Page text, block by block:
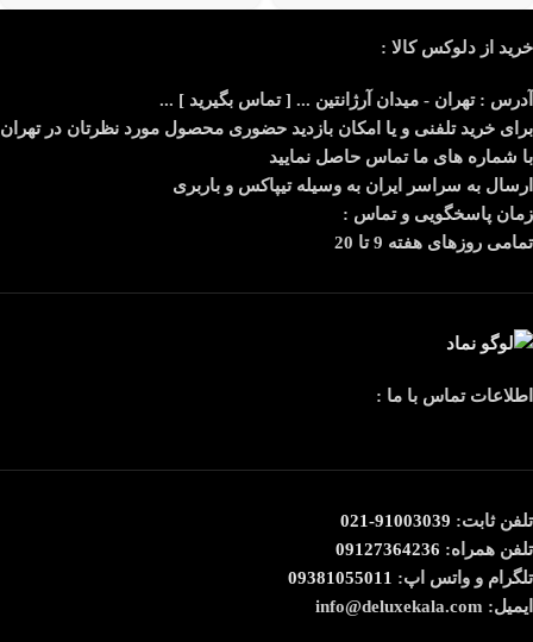
خرید از دلوکس کالا :
آدرس : تهران - میدان آرژانتین ... [ تماس بگیرید ] ...
برای خرید تلفنی و یا امکان بازدید حضوری محصول مورد نظرتان در تهران
با شماره های ما تماس حاصل نمایید
ارسال به سراسر ایران به وسیله تیپاکس و باربری
زمان پاسخگویی و تماس :
تمامی روزهای هفته 9 تا 20
اطلاعات تماس با ما :
تلفن ثابت: 91003039-021
تلفن همراه: 09127364236
تلگرام و واتس اپ: 09381055011
ایمیل: info@deluxekala.com